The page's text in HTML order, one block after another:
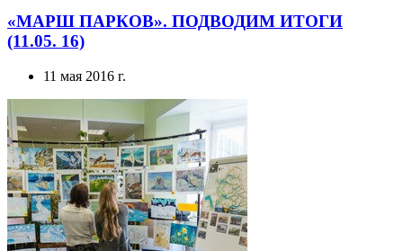
11 мая 2016 г.